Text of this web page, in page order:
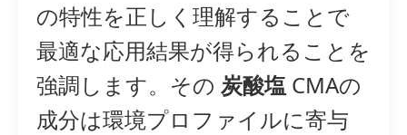
の特性を正しく理解することで
最適な応用結果が得られることを
強調します。その 炭酸塩 CMAの
成分は環境プロファイルに寄与